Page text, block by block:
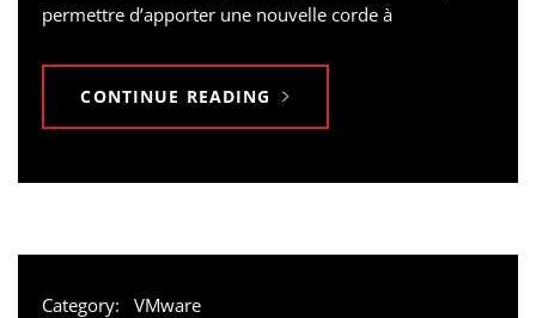
permettre d’apporter une nouvelle corde à
CONTINUE READING
Category: VMware